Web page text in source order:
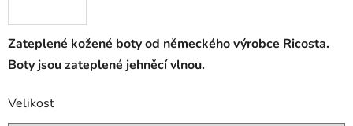
Zateplené kožené boty od německého výrobce Ricosta.
Boty jsou zateplené jehněcí vlnou.
Velikost